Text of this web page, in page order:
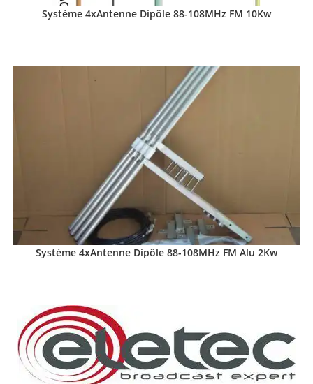
Système 4xAntenne Dipôle 88-108MHz FM 10Kw
Système 4xAntenne Dipôle 88-108MHz FM Alu 2Kw